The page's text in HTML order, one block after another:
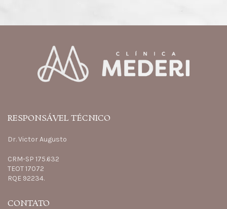
RESPONSÁVEL TÉCNICO
Dr. Victor Augusto
CRM-SP 175.632
TEOT 17072
RQE 92234.
CONTATO